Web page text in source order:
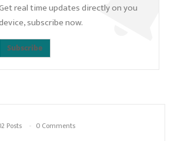
real time updates directly on you
subscribe now.
Subscribe
Posts 0 Comments